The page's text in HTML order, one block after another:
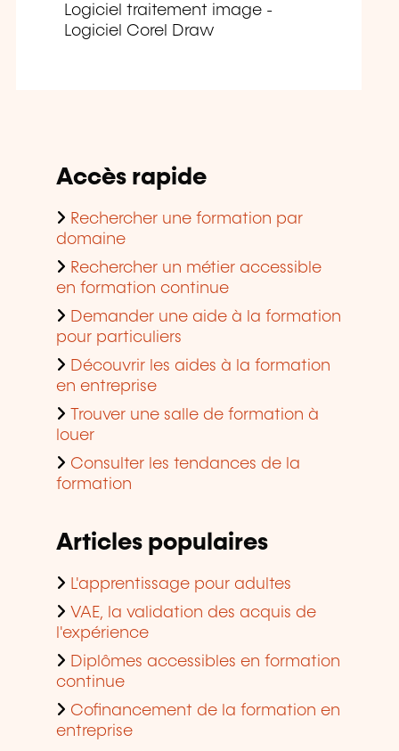
Logiciel traitement image -
Logiciel Corel Draw
Accès rapide
Rechercher une formation par
domaine
Rechercher un métier accessible
en formation continue
Demander une aide à la formation
pour particuliers
Découvrir les aides à la formation
en entreprise
Trouver une salle de formation à
louer
Consulter les tendances de la
formation
Articles populaires
L'apprentissage pour adultes
VAE, la validation des acquis de
l'expérience
Diplômes accessibles en formation
continue
Cofinancement de la formation en
entreprise